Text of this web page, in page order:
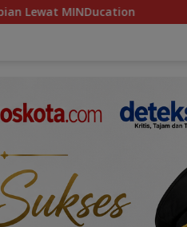
Bupati Aceh Besar Suntik